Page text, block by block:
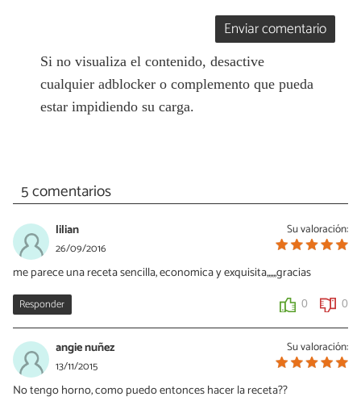
Enviar comentario
Si no visualiza el contenido, desactive
cualquier adblocker o complemento que pueda
estar impidiendo su carga.
5 comentarios
Su valoración:
lilian
26/09/2016
me parece una receta sencilla, economica y exquisita,,,,,,gracias
Responder 0 0
Su valoración:
angie nuñez
13/11/2015
No tengo horno, como puedo entonces hacer la receta??